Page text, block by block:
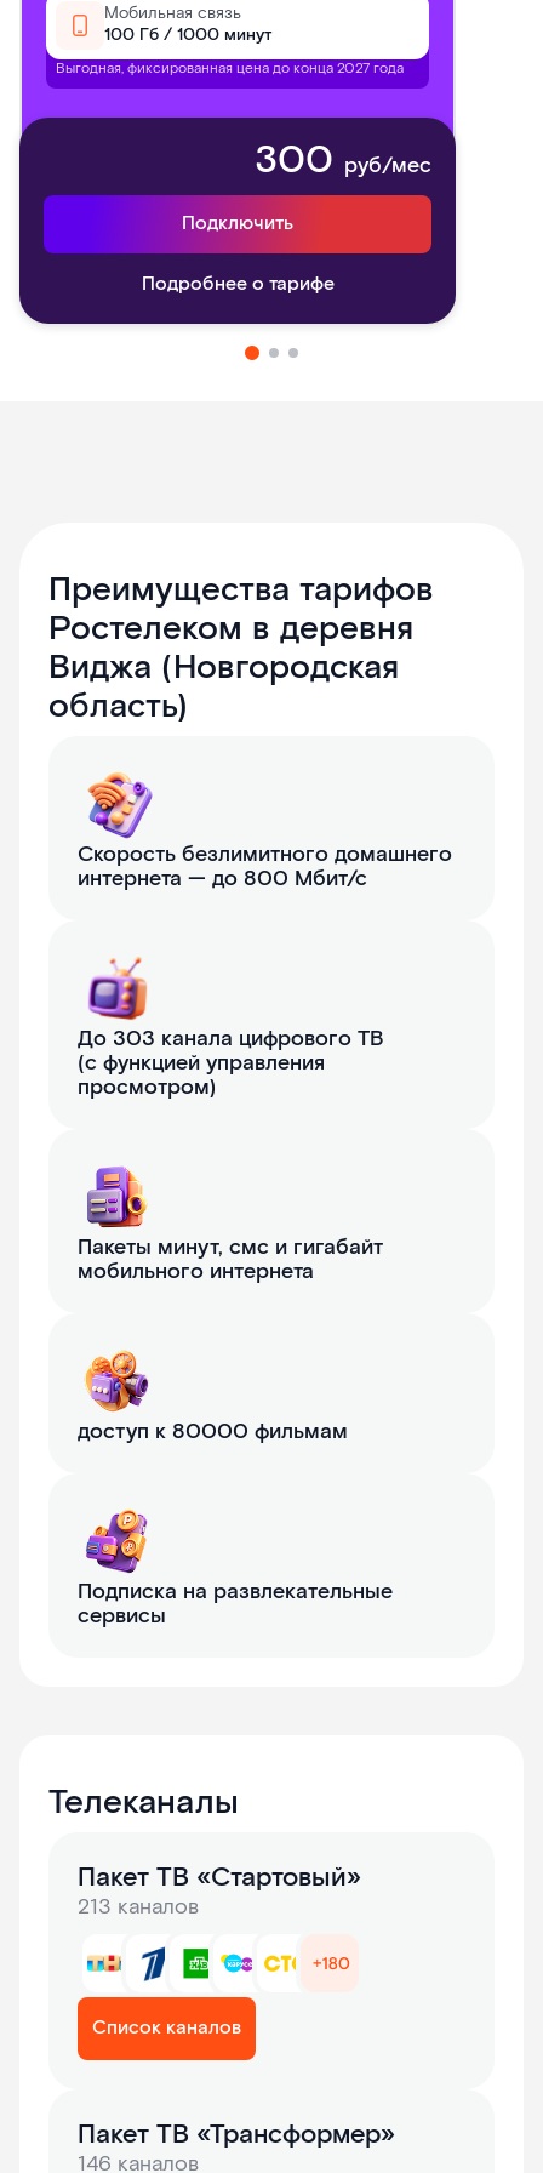
Мобильная связь
100 Гб / 1000 минут
Выгодная, фиксированная цена до конца 2027 года
300 руб/мес
Подключить
Подробнее о тарифе
Преимущества тарифов
Ростелеком в деревня
Виджа (Новгородская
область)
Скорость безлимитного домашнего
интернета — до 800 Мбит/с
До 303 канала цифрового ТВ
(с функцией управления
просмотром)
Пакеты минут, смс и гигабайт
мобильного интернета
доступ к 80000 фильмам
Подписка на развлекательные
сервисы
Телеканалы
Пакет ТВ «Стартовый»
213 каналов
Список каналов
Пакет ТВ «Трансформер»
146 каналов